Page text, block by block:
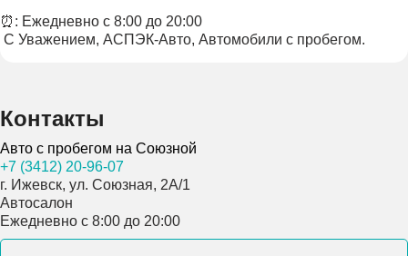
⏰: Ежедневно с 8:00 до 20:00
️ С Уважением, АСПЭК-Авто, Автомобили с пробегом.
Контакты
Авто с пробегом на Союзной
+7 (3412) 20-96-07
г. Ижевск, ул. Союзная, 2А/1
Автосалон
Ежедневно с 8:00 до 20:00